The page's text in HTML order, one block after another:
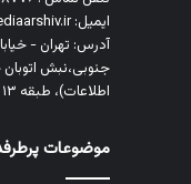
ایمیل: info@mediaarshiv.ir
آدرس: تهران -
اطلاعات)، طبقه ۱۳
موضوعات